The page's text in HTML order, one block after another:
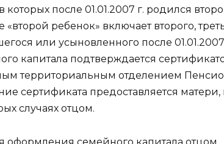
которых после 01.01.2007 г. родился
«второй ребенок» включает второго,
или усыновленного после
капитала подтверждается
территориальным отделением
сертификата предоставляется
случаях отцом.
оформления семейного капитала отцом.